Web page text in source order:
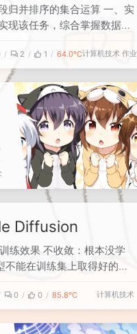
归并排序的集合运算 一、实
现该任务，综合掌握数据从
。 实验要求 编程语言不
可，不限制界面要求等；
上的算法，可以从集合交、
等操
2 1 64.0℃计算机技术 作业
Diffusion
练效果 不收敛：根本没学
能在训练集上取得好的结
集上表现都很差。 过拟
，但是测试集上表现很差。
了。比如说，学半天1+1=2然
0 0 85.8℃ 计算机技术